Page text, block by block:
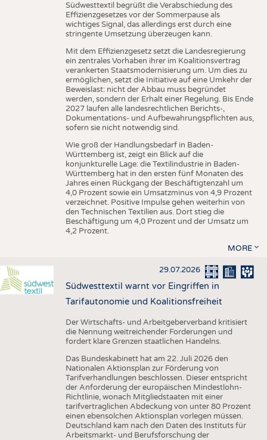
Südwesttextil begrüßt die Verabschiedung des
Effizienzgesetzes vor der Sommerpause als
wichtiges Signal, das allerdings erst durch eine
stringente Umsetzung überzeugen kann.
Mit dem Effizienzgesetz setzt die Landesregierung
ein zentrales Vorhaben ihrer im Koalitionsvertrag
verankerten Staatsmodernisierung um. Um dies zu
ermöglichen, setzt die Initiative auf eine Umkehr der
Beweislast: nicht der Abbau muss begründet
werden, sondern der Erhalt einer Regelung. Bis Ende
2027 laufen alle landesrechtlichen Berichts-,
Dokumentations- und Aufbewahrungspflichten aus,
sofern sie nicht notwendig sind.
Wie groß der Handlungsbedarf in Baden-
Württemberg ist, zeigt ein Blick auf die
konjunkturelle Lage: die Textilindustrie in Baden-
Württemberg hat in den ersten fünf Monaten des
Jahres einen Rückgang der Beschäftigtenzahl um
4,0 Prozent sowie ein Umsatzminus von 4,9 Prozent
verzeichnet. Positive Impulse gehen weiterhin von
den Technischen Textilien aus. Dort stieg die
Beschäftigung um 4,0 Prozent und der Umsatz um
4,2 Prozent.
MORE
29.07.2026
Südwesttextil warnt vor Eingriffen in
Tarifautonomie und Koalitionsfreiheit
Der Wirtschafts- und Arbeitgeberverband kritisiert
die Nennung weitreichender Forderungen und
fordert klare Grenzen staatlichen Handelns.
Das Bundeskabinett hat am 22. Juli 2026 den
Nationalen Aktionsplan zur Förderung von
Tarifverhandlungen beschlossen. Dieser entspricht
der Anforderung der europäischen Mindestlohn-
Richtlinie, wonach Mitgliedstaaten mit einer
tarifvertraglichen Abdeckung von unter 80 Prozent
einen ebensolchen Aktionsplan vorlegen müssen.
Deutschland kam nach den Daten des Instituts für
Arbeitsmarkt- und Berufsforschung der